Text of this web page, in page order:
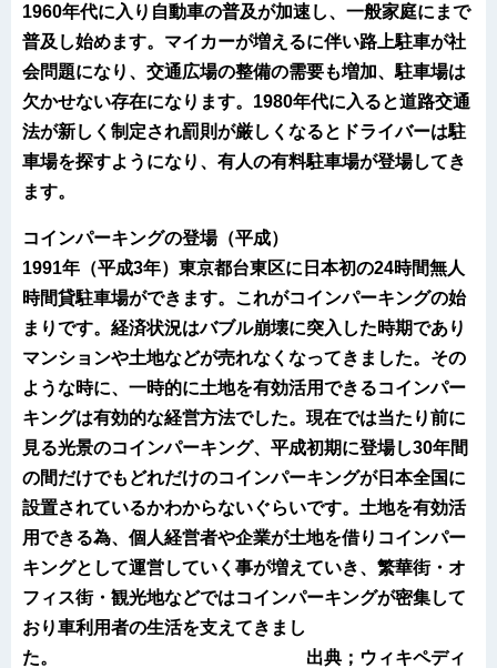
1960年代に入り自動車の普及が加速し、一般家庭にまで
普及し始めます。マイカーが増えるに伴い路上駐車が社
会問題になり、交通広場の整備の需要も増加、駐車場は
欠かせない存在になります。1980年代に入ると道路交通
法が新しく制定され罰則が厳しくなるとドライバーは駐
車場を探すようになり、有人の有料駐車場が登場してき
ます。
コインパーキングの登場（平成）
1991年（平成3年）東京都台東区に日本初の24時間無人
時間貸駐車場ができます。これがコインパーキングの始
まりです。経済状況はバブル崩壊に突入した時期であり
マンションや土地などが売れなくなってきました。その
ような時に、一時的に土地を有効活用できるコインパー
キングは有効的な経営方法でした。現在では当たり前に
見る光景のコインパーキング、平成初期に登場し30年間
の間だけでもどれだけのコインパーキングが日本全国に
設置されているかわからないぐらいです。土地を有効活
用できる為、個人経営者や企業が土地を借りコインパー
キングとして運営していく事が増えていき、繁華街・オ
フィス街・観光地などではコインパーキングが密集して
おり車利用者の生活を支えてきまし
た。 出典；ウィキペディ